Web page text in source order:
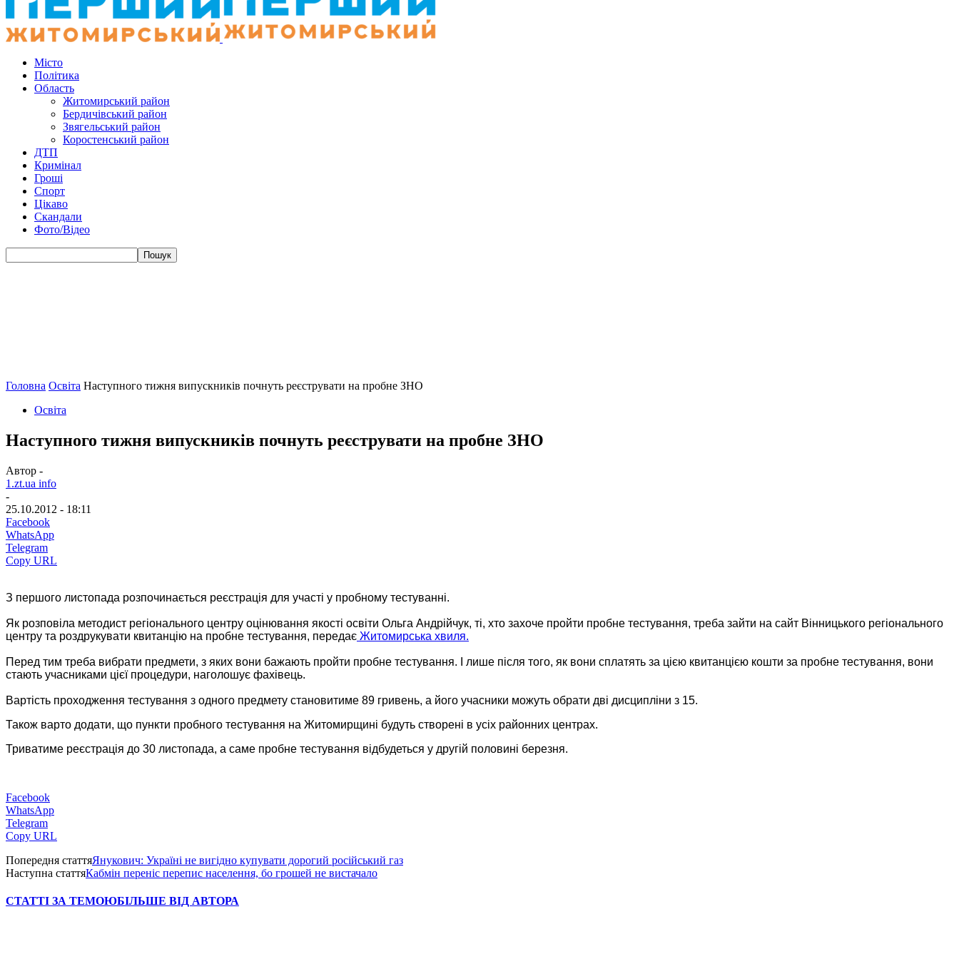
Місто
Політика
Область
Житомирський район
Бердичівський район
Звягельський район
Коростенський район
ДТП
Кримінал
Гроші
Спорт
Цікаво
Скандали
Фото/Відео
Головна Освіта Наступного тижня випускників почнуть реєструвати на пробне ЗНО
Освіта
Наступного тижня випускників почнуть реєструвати на пробне ЗНО
Автор -
1.zt.ua info
-
25.10.2012 - 18:11
Facebook
WhatsApp
Telegram
Copy URL
З першого листопада розпочинається реєстрація для участі у пробному тестуванні.
Як розповіла методист регіонального центру оцінювання якості освіти Ольга Андрійчук, ті, хто захоче пройти пробне тестування, треба зайти на сайт Вінницького регіонального
центру та роздрукувати квитанцію на пробне тестування, передає Житомирська хвиля.
Перед тим треба вибрати предмети, з яких вони бажають пройти пробне тестування. І лише після того, як вони сплатять за цією квитанцією кошти за пробне тестування, вони
стають учасниками цієї процедури, наголошує фахівець.
Вартість проходження тестування з одного предмету становитиме 89 гривень, а його учасники можуть обрати дві дисципліни з 15.
Також варто додати, що пункти пробного тестування на Житомирщині будуть створені в усіх районних центрах.
Триватиме реєстрація до 30 листопада, а саме пробне тестування відбудеться у другій половині березня.
Facebook
WhatsApp
Telegram
Copy URL
Попередня статтяЯнукович: Україні не вигідно купувати дорогий російський газ
Наступна статтяКабмін переніс перепис населення, бо грошей не вистачало
СТАТТІ ЗА ТЕМОЮБІЛЬШЕ ВІД АВТОРА